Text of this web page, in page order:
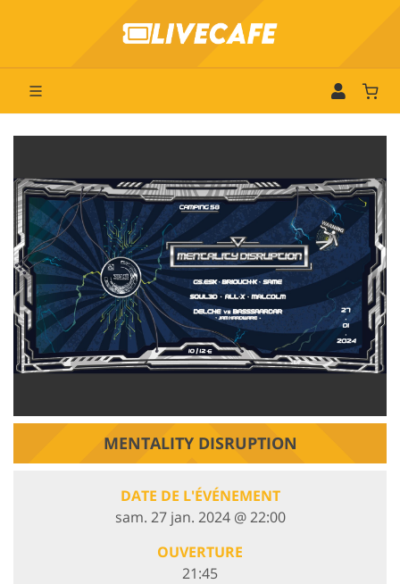
MENTALITY DISRUPTION
DATE DE L'ÉVÉNEMENT
sam. 27 jan. 2024 @ 22:00
OUVERTURE
21:45